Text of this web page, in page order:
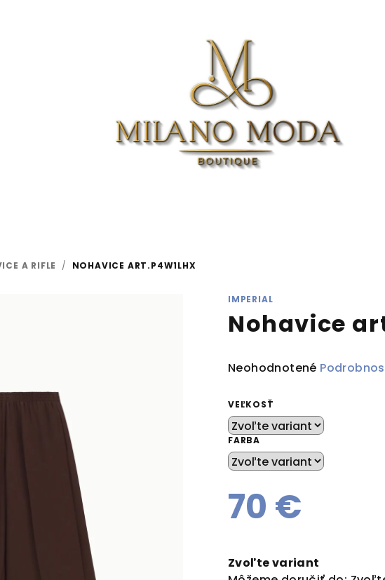
A RIFLE / NOHAVICE ART.P4W1LHX
IMPERIAL
Nohavice
Priemerné
produktu
je
0,0
z
5
Neohodnotené
VEĽKOSŤ
FARBA
70 €
cena:
Zvoľte variant